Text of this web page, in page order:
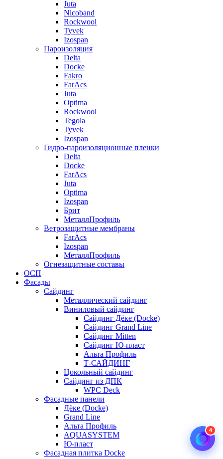
Juta
Nicoband
Rockwool
Tyvek
Izospan
Пароизоляция
Delta
Docke
Fakro
FarAcs
Juta
Optima
Rockwool
Tegola
Tyvek
Izospan
Гидро-пароизоляционные пленки
Delta
Docke
FarAcs
Juta
Optima
Izospan
Брит
МеталлПрофиль
Ветрозащитные мембраны
FarAcs
Izospan
МеталлПрофиль
Огнезащитные составы
ОСП
Фасады
Сайдинг
Металлический сайдинг
Виниловый сайдинг
Сайдинг Дёке (Docke)
Сайдинг Grand Line
Сайдинг Mitten
Сайдинг Ю-пласт
Альта Профиль
Т-САЙДИНГ
Цокольный сайдинг
Сайдинг из ДПК
WPC Deck
Фасадные панели
Дёке (Docke)
Grand Line
Альта Профиль
AQUASYSTEM
Ю-пласт
Фасадная плитка Docke
4